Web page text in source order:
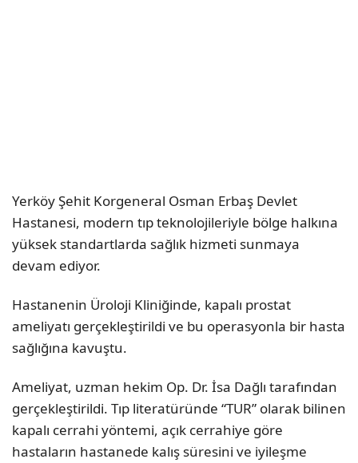
Yerköy Şehit Korgeneral Osman Erbaş Devlet
Hastanesi, modern tıp teknolojileriyle bölge halkına
yüksek standartlarda sağlık hizmeti sunmaya
devam ediyor.
Hastanenin Üroloji Kliniğinde, kapalı prostat
ameliyatı gerçekleştirildi ve bu operasyonla bir hasta
sağlığına kavuştu.
Ameliyat, uzman hekim Op. Dr. İsa Dağlı tarafından
gerçekleştirildi. Tıp literatüründe “TUR” olarak bilinen
kapalı cerrahi yöntemi, açık cerrahiye göre
hastaların hastanede kalış süresini ve iyileşme